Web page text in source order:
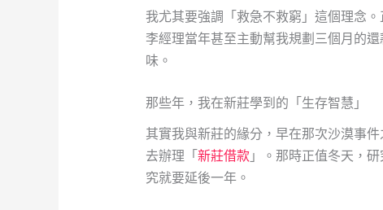
我尤其要強調「救急不救窮」這個理念
李經理當年甚至主動幫我規劃三個月的
味。
那些年，我在新莊學到的「生存智慧」
其實我與新莊的緣分，早在那次沙漠事
去辦理「新莊借款」。那時正值冬天，
究就要延後一年。